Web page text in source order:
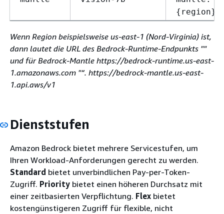
{
Wenn Region beispielsweise us-east-1 (Nord-Virginia) ist,
dann lautet die URL des Bedrock-Runtime-Endpunkts ""
und für Bedrock-Mantle https://bedrock-runtime.us-east-
1.amazonaws.com "“. https://bedrock-mantle.us-east-
1.api.aws/v1
Dienststufen
Amazon Bedrock bietet mehrere Servicestufen, um
Ihren Workload-Anforderungen gerecht zu werden.
Standard bietet unverbindlichen Pay-per-Token-
Zugriff. Priority bietet einen höheren Durchsatz mit
einer zeitbasierten Verpflichtung. Flex bietet
kostengünstigeren Zugriff für flexible, nicht